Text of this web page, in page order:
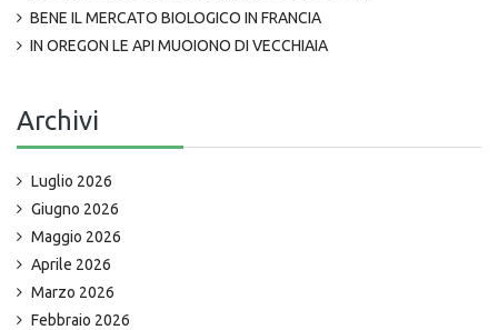
BENE IL MERCATO BIOLOGICO IN FRANCIA
IN OREGON LE API MUOIONO DI VECCHIAIA
Archivi
Luglio 2026
Giugno 2026
Maggio 2026
Aprile 2026
Marzo 2026
Febbraio 2026